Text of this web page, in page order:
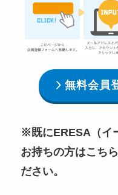
無料会員
※既にERESA（イ
お持ちの方はこち
ださい。